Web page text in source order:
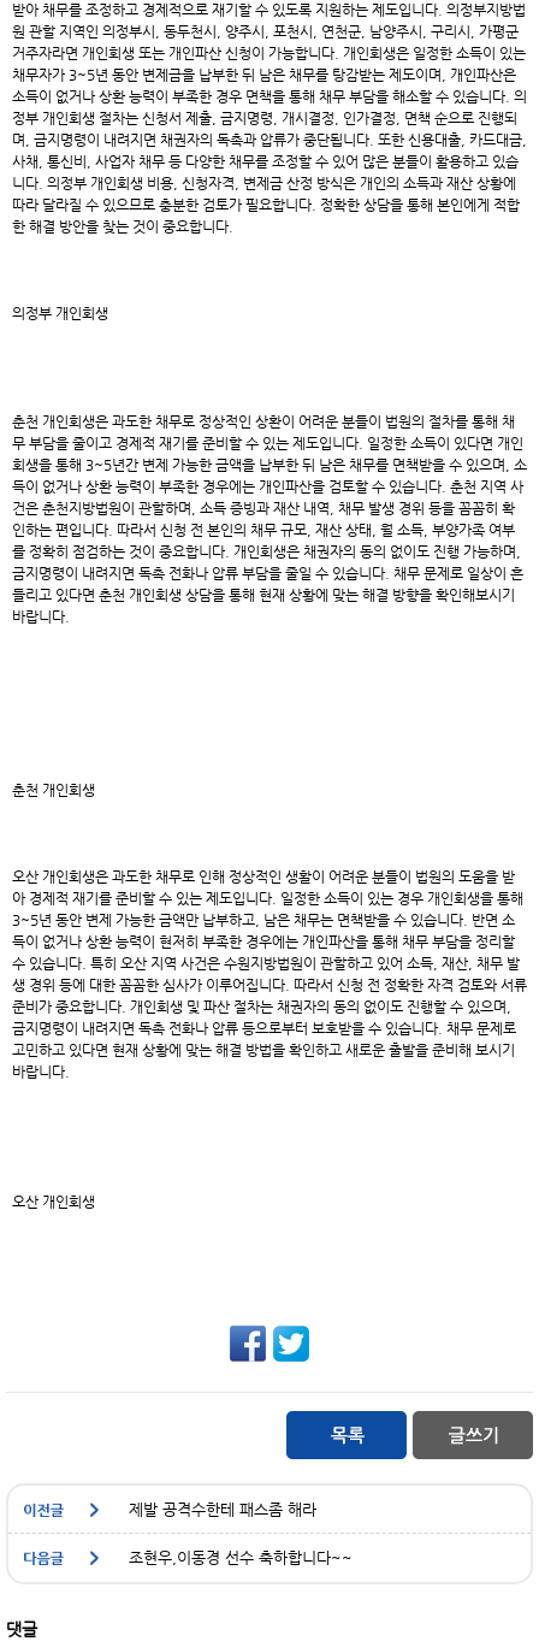
받아 채무를 조정하고 경제적으로 재기할 수 있도록 지원하는 제도입니다. 의정부지방법
원 관할 지역인 의정부시, 동두천시, 양주시, 포천시, 연천군, 남양주시, 구리시, 가평군
거주자라면 개인회생 또는 개인파산 신청이 가능합니다. 개인회생은 일정한 소득이 있는
채무자가 3~5년 동안 변제금을 납부한 뒤 남은 채무를 탕감받는 제도이며, 개인파산은
소득이 없거나 상환 능력이 부족한 경우 면책을 통해 채무 부담을 해소할 수 있습니다. 의
정부 개인회생 절차는 신청서 제출, 금지명령, 개시결정, 인가결정, 면책 순으로 진행되
며, 금지명령이 내려지면 채권자의 독촉과 압류가 중단됩니다. 또한 신용대출, 카드대금,
사채, 통신비, 사업자 채무 등 다양한 채무를 조정할 수 있어 많은 분들이 활용하고 있습
니다. 의정부 개인회생 비용, 신청자격, 변제금 산정 방식은 개인의 소득과 재산 상황에
따라 달라질 수 있으므로 충분한 검토가 필요합니다. 정확한 상담을 통해 본인에게 적합
한 해결 방안을 찾는 것이 중요합니다.
의정부 개인회생
춘천 개인회생은 과도한 채무로 정상적인 상환이 어려운 분들이 법원의 절차를 통해 채
무 부담을 줄이고 경제적 재기를 준비할 수 있는 제도입니다. 일정한 소득이 있다면 개인
회생을 통해 3~5년간 변제 가능한 금액을 납부한 뒤 남은 채무를 면책받을 수 있으며, 소
득이 없거나 상환 능력이 부족한 경우에는 개인파산을 검토할 수 있습니다. 춘천 지역 사
건은 춘천지방법원이 관할하며, 소득 증빙과 재산 내역, 채무 발생 경위 등을 꼼꼼히 확
인하는 편입니다. 따라서 신청 전 본인의 채무 규모, 재산 상태, 월 소득, 부양가족 여부
를 정확히 점검하는 것이 중요합니다. 개인회생은 채권자의 동의 없이도 진행 가능하며,
금지명령이 내려지면 독촉 전화나 압류 부담을 줄일 수 있습니다. 채무 문제로 일상이 흔
들리고 있다면 춘천 개인회생 상담을 통해 현재 상황에 맞는 해결 방향을 확인해보시기
바랍니다.
춘천 개인회생
오산 개인회생은 과도한 채무로 인해 정상적인 생활이 어려운 분들이 법원의 도움을 받
아 경제적 재기를 준비할 수 있는 제도입니다. 일정한 소득이 있는 경우 개인회생을 통해
3~5년 동안 변제 가능한 금액만 납부하고, 남은 채무는 면책받을 수 있습니다. 반면 소
득이 없거나 상환 능력이 현저히 부족한 경우에는 개인파산을 통해 채무 부담을 정리할
수 있습니다. 특히 오산 지역 사건은 수원지방법원이 관할하고 있어 소득, 재산, 채무 발
생 경위 등에 대한 꼼꼼한 심사가 이루어집니다. 따라서 신청 전 정확한 자격 검토와 서류
준비가 중요합니다. 개인회생 및 파산 절차는 채권자의 동의 없이도 진행할 수 있으며,
금지명령이 내려지면 독촉 전화나 압류 등으로부터 보호받을 수 있습니다. 채무 문제로
고민하고 있다면 현재 상황에 맞는 해결 방법을 확인하고 새로운 출발을 준비해 보시기
바랍니다.
오산 개인회생
제발 공격수한테 패스좀 해라
조현우,이동경 선수 축하합니다~~
댓글